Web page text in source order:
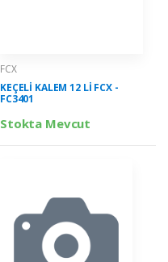
FCX
KEÇELİ KALEM 12 Lİ FCX -
FC3401
Stokta Mevcut